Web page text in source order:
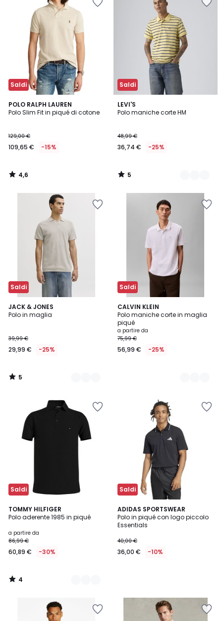
Saldi
POLO RALPH LAUREN
Polo Slim Fit in piqué di cotone
129,00 €
109,65 € -15%
4,6
/ 5
4,6
/
Saldi
LEVI'S
Polo maniche corte HM
48,99 €
36,74 € -25%
5
/
2
Colori
5
/
Saldi
JACK & JONES
Polo in maglia
39,99 €
29,99 € -25%
5
/
4
Colori
5
/
Saldi
CALVIN KLEIN
Polo maniche corte in maglia
piqué
a partire da
75,99 €
56,99 € -25%
4
Colori
Saldi
TOMMY HILFIGER
Polo aderente 1985 in piqué
a partire da
86,99 €
60,89 € -30%
4
/
3
Colori
4
/
Saldi
ADIDAS SPORTSWEAR
Polo in piqué con logo piccolo
Essentials
40,00 €
36,00 € -10%